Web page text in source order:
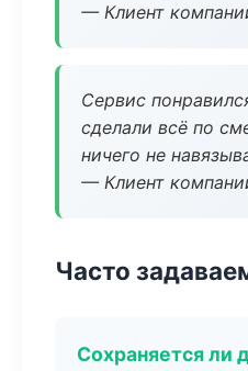
— Клиент
Сервис
сделали всё по
ничего не
— Клиент
Часто
Сохраняется ли